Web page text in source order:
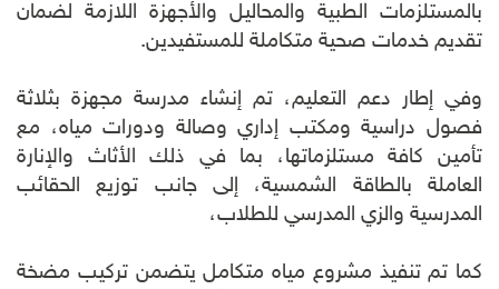
بالمستلزمات الطبية والمحاليل والأجهزة اللازمة لضمان
تقديم خدمات صحية متكاملة للمستفيدين.
وفي إطار دعم التعليم، تم إنشاء مدرسة مجهزة بثلاثة
فصول دراسية ومكتب إداري وصالة ودورات مياه، مع
تأمين كافة مستلزماتها، بما في ذلك الأثاث والإنارة
العاملة بالطاقة الشمسية، إلى جانب توزيع الحقائب
المدرسية والزي المدرسي للطلاب،
كما تم تنفيذ مشروع مياه متكامل يتضمن تركيب مضخة